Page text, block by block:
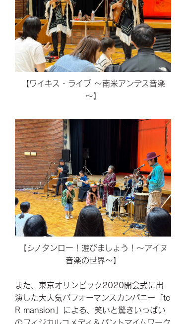
【ワイキス・ライブ ～南米アンデス音楽
～】
【シノタンロー！遊びましょう！～アイヌ
音楽の世界～】
また、東京オリンピック2020開会式に出
演した大人気パフォーマンスカンパニー「to
R mansion」による、笑いと驚きいっぱい